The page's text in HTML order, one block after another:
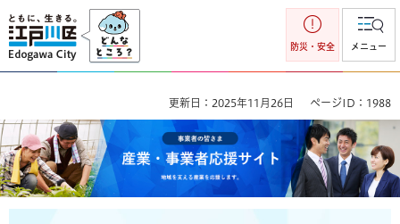
江戸川区
防災・安全 メニュー
更新日：2025年11月26日 ページID：1988
事業者の皆さま 産業・事業者応援サイト 地域を支える産業を